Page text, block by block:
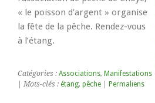
« le poisson d’argent » organise
la fête de la pêche. Rendez-vous
à l’étang.
Catégories : Associations, Manifestations
| Mots-clés : étang, pêche Permaliens